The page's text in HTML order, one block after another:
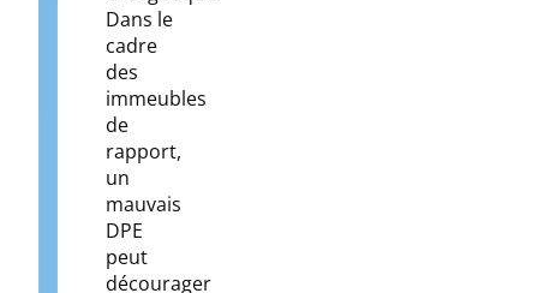
Dans le
cadre
des
immeubles
de
rapport,
un
mauvais
DPE
peut
décourager